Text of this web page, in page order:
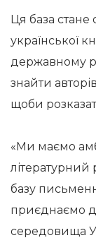
Ця база стане
української
державному
знайти
щоби
«Ми маємо
базу
приєднаємо
середовища